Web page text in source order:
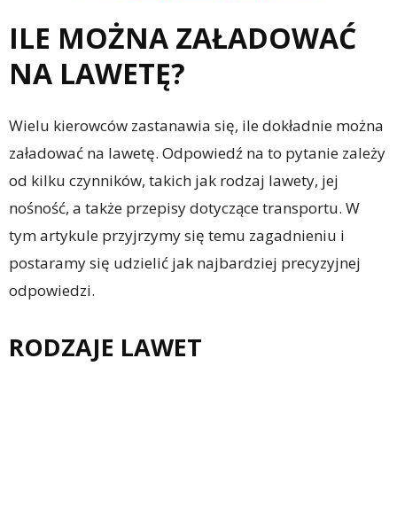
ILE MOŻNA ZAŁADOWAĆ
NA LAWETĘ?
Wielu kierowców zastanawia się, ile dokładnie można
załadować na lawetę. Odpowiedź na to pytanie zależy
od kilku czynników, takich jak rodzaj lawety, jej
nośność, a także przepisy dotyczące transportu. W
tym artykule przyjrzymy się temu zagadnieniu i
postaramy się udzielić jak najbardziej precyzyjnej
odpowiedzi.
RODZAJE LAWET